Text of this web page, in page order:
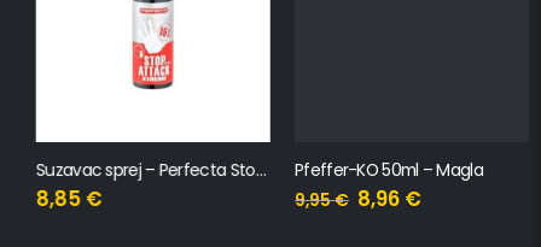
Suzavac sprej – Perfecta Stop Attack XTreme 50ml
8,85€
Pfeffer-KO 50ml – Magla
9,95€ 8,96€